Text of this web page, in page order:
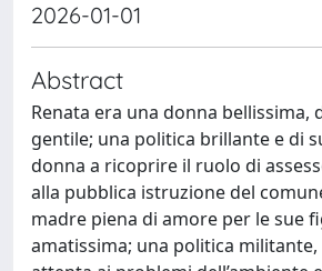
2026-01-01
Abstract
Renata era una donna bellissima,
gentile; una politica brillante e di
donna a ricoprire il ruolo di
alla pubblica istruzione del
madre piena di amore per le sue
amatissima; una politica militante,